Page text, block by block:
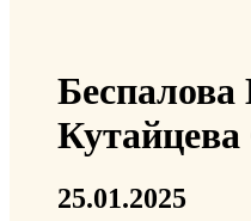
25.01.2025